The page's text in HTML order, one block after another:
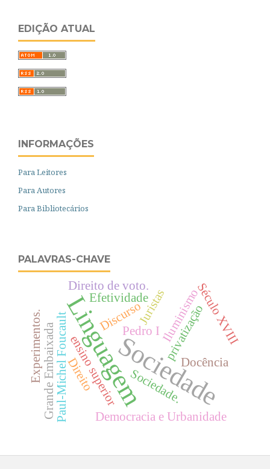
EDIÇÃO ATUAL
INFORMAÇÕES
Para Leitores
Para Autores
Para Bibliotecários
PALAVRAS-CHAVE
Sociedade
Linguagem
Paul-Michel Foucault Discurso privatização
ensino superior Docência
Século XVIII
Pedro IIluminismo
Grande Embaixada
Experimentos.
Democracia e Urbanidade
Sociedade.
Direito
Efetividade
Direito de voto.
Juristas